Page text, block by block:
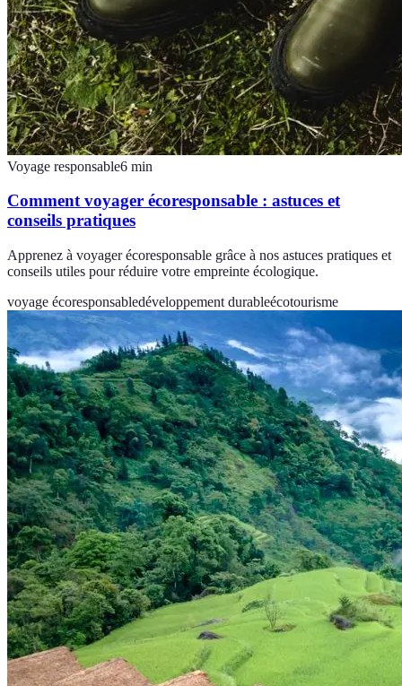
Voyage responsable6 min
Comment voyager écoresponsable : astuces et
conseils pratiques
Apprenez à voyager écoresponsable grâce à nos astuces pratiques et
conseils utiles pour réduire votre empreinte écologique.
voyage écoresponsabledéveloppement durableécotourisme